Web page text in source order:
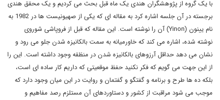
با یک گروه از پژوهشگران هندی یک ماه قبل بحث می کردیم و یک محقق هندی
برجسته در آن جلسه اشاره کرد به مقاله ای که یکی از صهیونیست ها در 1982 به
نام یینون (Yinon) آن را نوشته است. این مقاله که قبل از فروپاشی شوروی
نوشته شده، اشاره می کند که خاورمیانه به سمت بالکانیزه شدن جلو می رود و
نشان می دهد حداقل آرزوهای بالکانیزه شدن در منظقه وجود داشته است. این را
از این جهت می گویم که فکر نکنید حفظ موقعیتی که داریم کار ساده ای است،
بلکه ده ها طرح و برنامه و گفتگو و گفتمان و روایت در این میان وجود دارد که
موجب می شود مراقبت از کشور و دستاوردهای آن مستلزم رصد مفاهیم و